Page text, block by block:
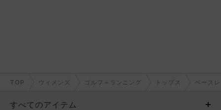
TOP ウィメンズ ゴルフ＋ランニング トップス ベース
すべてのアイテム